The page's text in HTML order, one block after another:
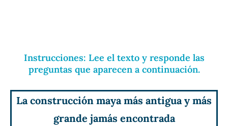
Instrucciones: Lee el texto y responde las
preguntas que aparecen a continuación.
La construcción maya más antigua y más
grande jamás encontrada